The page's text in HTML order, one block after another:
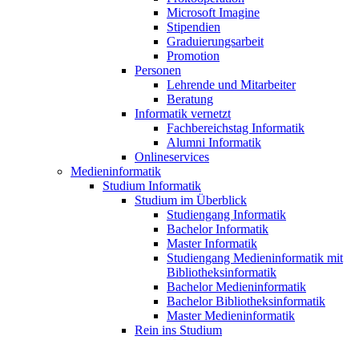
Microsoft Imagine
Stipendien
Graduierungsarbeit
Promotion
Personen
Lehrende und Mitarbeiter
Beratung
Informatik vernetzt
Fachbereichstag Informatik
Alumni Informatik
Onlineservices
Medieninformatik
Studium Informatik
Studium im Überblick
Studiengang Informatik
Bachelor Informatik
Master Informatik
Studiengang Medieninformatik mit
Bibliotheksinformatik
Bachelor Medieninformatik
Bachelor Bibliotheksinformatik
Master Medieninformatik
Rein ins Studium